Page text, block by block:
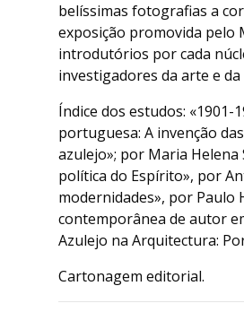
belíssimas fotografias a
exposição promovida pelo
introdutórios por cada
investigadores da arte e
Índice dos estudos: «1901-
portuguesa: A invenção
azulejo»; por Maria Helena
política do Espírito», por
modernidades», por Paulo
contemporânea de autor
Azulejo na Arquitectura:
Cartonagem editorial.